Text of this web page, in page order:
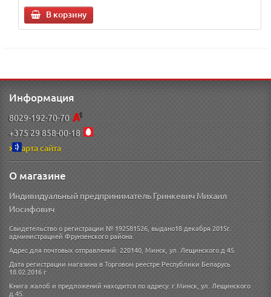
В корзину
Информация
8029-192-70-70
+375 29 858-00-18
Карта сайта
О магазине
Индивидуальный предприниматель Гринкевич Михаил
Иосифович
Свидетельство о регистрации № 192581526, выдано18 декабря 2015г.
администрацией Фрунзенского района.
Адрес для почтовых отправлений: 220140, Минск, ул. Лещинского д 45.
Дата регистрации магазина в Торговом реестре Республики Беларусь
18.02.2016 г
Книга жалоб и предложений находится по адресу: г.Минск, ул. Лещинского
д.45.